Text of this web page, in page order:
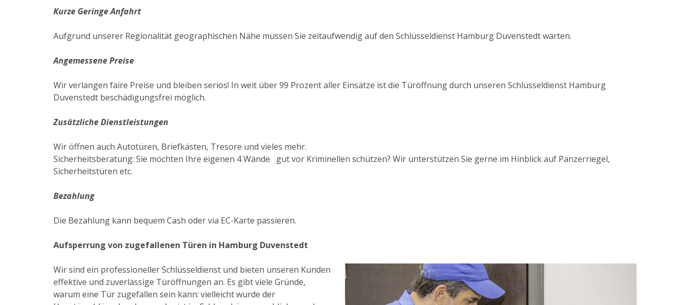
Kurze Geringe Anfahrt
Aufgrund unserer Regionalität geographischen Nähe müssen Sie zeitaufwendig auf den Schlüsseldienst Hamburg Duvenstedt warten.
Angemessene Preise
Wir verlangen faire Preise und bleiben seriös! In weit über 99 Prozent aller Einsätze ist die Türöffnung durch unseren Schlüsseldienst Hamburg
Duvenstedt beschädigungsfrei möglich.
Zusätzliche Dienstleistungen
Wir öffnen auch Autotüren, Briefkästen, Tresore und vieles mehr.
Sicherheitsberatung: Sie möchten Ihre eigenen 4 Wände gut vor Kriminellen schützen? Wir unterstützen Sie gerne im Hinblick auf Panzerriegel,
Sicherheitstüren etc.
Bezahlung
Die Bezahlung kann bequem Cash oder via EC-Karte passieren.
Aufsperrung von zugefallenen Türen in Hamburg Duvenstedt
Wir sind ein professioneller Schlüsseldienst und bieten unseren Kunden
effektive und zuverlässige Türöffnungen an. Es gibt viele Gründe,
warum eine Tür zugefallen sein kann: vielleicht wurde der